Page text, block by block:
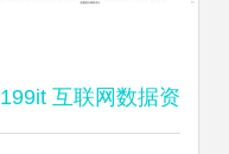
199it 互联网数据资